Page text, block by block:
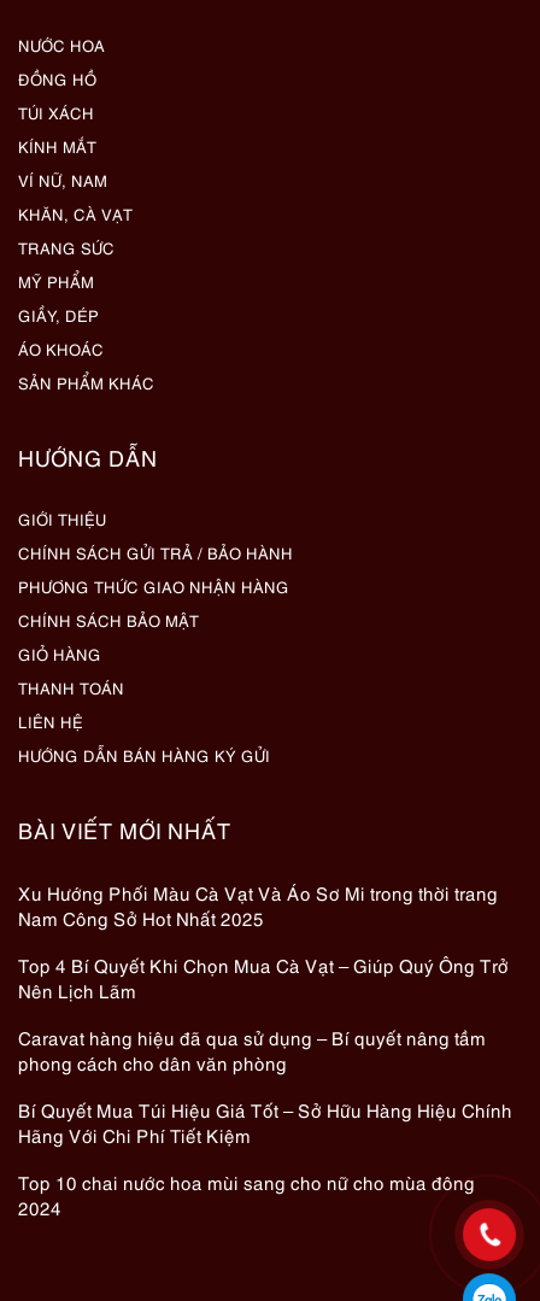
NƯỚC HOA
ĐỒNG HỒ
TÚI XÁCH
KÍNH MẮT
VÍ NỮ, NAM
KHĂN, CÀ VẠT
TRANG SỨC
MỸ PHẨM
GIẦY, DÉP
ÁO KHOÁC
SẢN PHẨM KHÁC
HƯỚNG DẪN
GIỚI THIỆU
CHÍNH SÁCH GỬI TRẢ / BẢO HÀNH
PHƯƠNG THỨC GIAO NHẬN HÀNG
CHÍNH SÁCH BẢO MẬT
GIỎ HÀNG
THANH TOÁN
LIÊN HỆ
HƯỚNG DẪN BÁN HÀNG KÝ GỬI
BÀI VIẾT MỚI NHẤT
Xu Hướng Phối Màu Cà Vạt Và Áo Sơ Mi trong thời trang
Nam Công Sở Hot Nhất 2025
Top 4 Bí Quyết Khi Chọn Mua Cà Vạt – Giúp Quý Ông Trở
Nên Lịch Lãm
Caravat hàng hiệu đã qua sử dụng – Bí quyết nâng tầm
phong cách cho dân văn phòng
Bí Quyết Mua Túi Hiệu Giá Tốt – Sở Hữu Hàng Hiệu Chính
Hãng Với Chi Phí Tiết Kiệm
Top 10 chai nước hoa mùi sang cho nữ cho mùa đông
2024